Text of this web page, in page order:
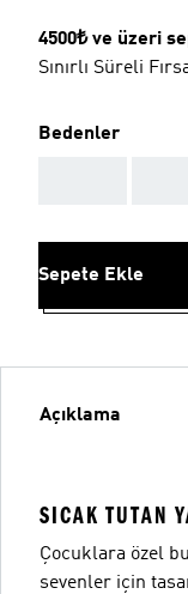
4500₺ ve üzeri
Sınırlı Süreli
Bedenler
Sepete Ekle
Açıklama
SICAK TUTAN
Çocuklara özel
sevenler için